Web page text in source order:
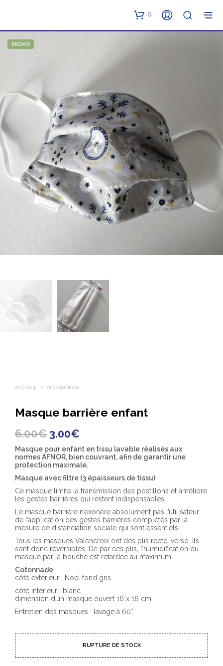
0
PROMO
ACCUEIL / ACCESSOIRES
Masque barrière enfant
6.00€ Le
prix
initial
était :
6.00€.
3.00€
actuel
est :
3.00€.
Masque pour enfant en tissu lavable réalisés aux
normes AFNOR, bien couvrant, afin de garantir une
protection maximale.
Masque avec filtre (3 épaisseurs de tissu)
Ce masque limite la transmission des postillons et améliore
les gestes barrières qui restent indispensables.
Le masque barrière n’exonère absolument pas l’utilisateur
de l’application des gestes barrières complétés par la
mesure de distanciation sociale qui sont essentiels.
Tous les masques Valencroix ont des plis recto-verso. Ils
sont donc réversibles. De par ces plis, l’humidification du
masque par la bouche est retardée au maximum.
Cotonnade :
côté extérieur : Noël fond gris
côté intérieur : blanc
dimension d’un masque ouvert 16 x 16 cm
Entretien des masques : lavage à 60°
RUPTURE DE STOCK